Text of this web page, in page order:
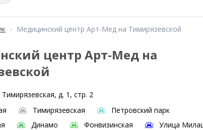
Медицинский центр Арт-Мед на Тимирязевской
центр Арт-Мед на
д. 1, стр. 2
Тимирязевская
Петровский парк
Динамо Фонвизинская
Улица